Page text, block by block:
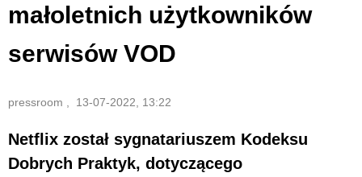
małoletnich użytkowników
serwisów VOD
pressroom , 13-07-2022, 13:22
Netflix został sygnatariuszem Kodeksu
Dobrych Praktyk, dotyczącego